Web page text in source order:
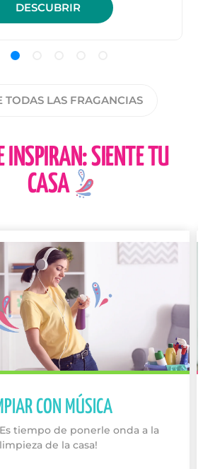
DESCUBRIR
TODAS LAS FRAGANCIAS
INSPIRAN: SIENTE TU
CASA
CON MÚSICA
tiempo de ponerle onda a la
limpieza de la casa!